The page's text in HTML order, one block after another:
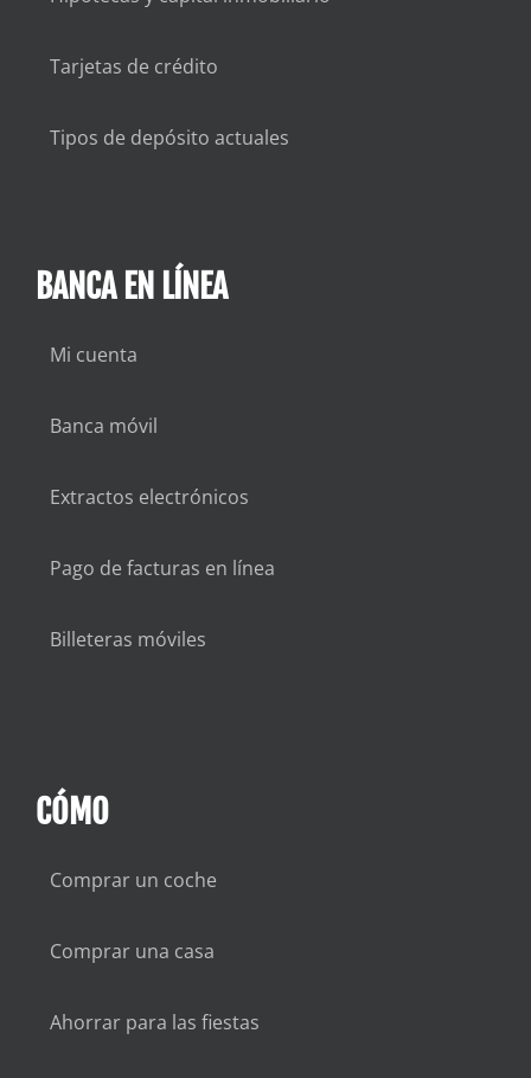
Tarjetas de crédito
Tipos de depósito actuales
BANCA EN LÍNEA
Mi cuenta
Banca móvil
Extractos electrónicos
Pago de facturas en línea
Billeteras móviles
CÓMO
Comprar un coche
Comprar una casa
Ahorrar para las fiestas